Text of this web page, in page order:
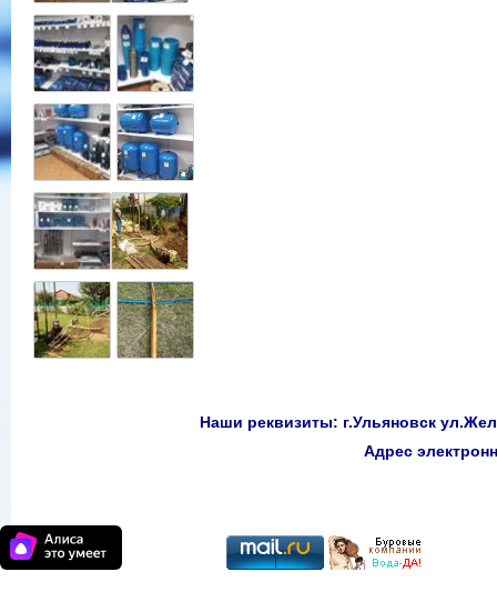
Наши реквизиты: г.Ульяновск
Адрес